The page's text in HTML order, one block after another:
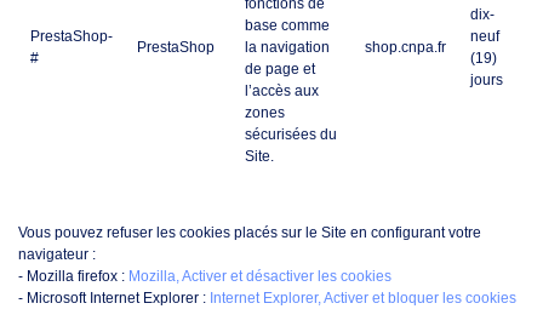
PrestaShop-
#
PrestaShop
fonctions de
base comme
la navigation
de page et
l’accès aux
zones
sécurisées du
Site.
shop.cnpa.fr
dix-
neuf
(19)
jours
Vous pouvez refuser les cookies placés sur le Site en configurant votre
navigateur :
- Mozilla firefox : Mozilla, Activer et désactiver les cookies
- Microsoft Internet Explorer : Internet Explorer, Activer et bloquer les cookies